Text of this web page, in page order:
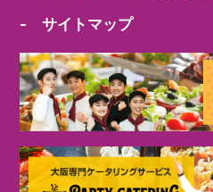
- サイトマップ